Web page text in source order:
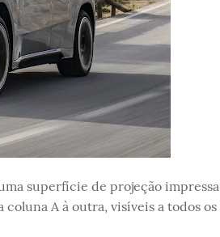
superfície de projeção impressa
A à outra, visíveis a todos os